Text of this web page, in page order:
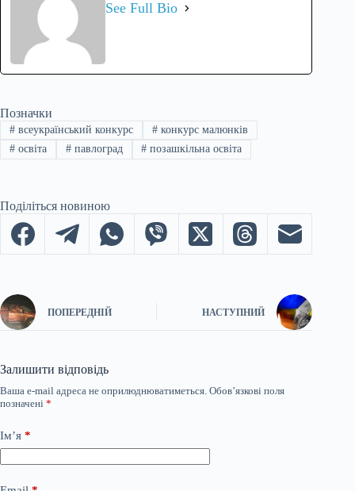
See Full Bio
Позначки
#всеукраїнський конкурс #конкурс малюнків
#освіта #павлоград # позашкільна освіта
Поділіться новиною
ПОПЕРЕДНІЙ НАСТУПНИЙ
Залишити відповідь
Ваша e-mail адреса не оприлюднюватиметься. Обов’язкові поля
позначені *
Ім’я *